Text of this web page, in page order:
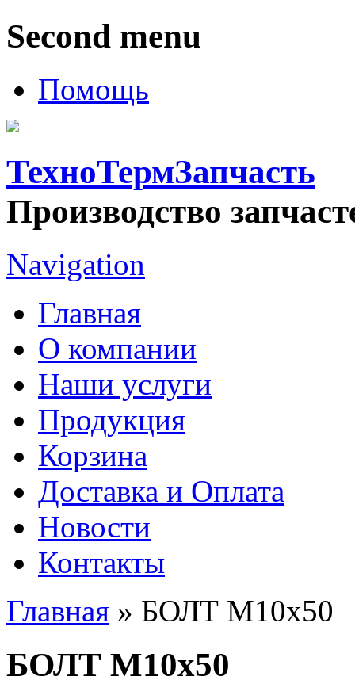
Second menu
Помощь
ТехноТермЗапчасть
Производство
Navigation
Главная
О компании
Наши услуги
Продукция
Корзина
Доставка и Оплата
Новости
Контакты
Вы здесь
Главная » БОЛТ М10х50
БОЛТ М10х50